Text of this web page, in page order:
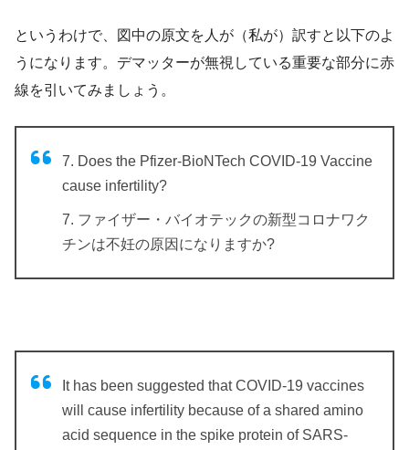
というわけで、図中の原文を人が（私が）訳すと以下のよ
うになります。デマッターが無視している重要な部分に赤
線を引いてみましょう。
7. Does the Pfizer-BioNTech COVID-19 Vaccine
cause infertility?
7. ファイザー・バイオテックの新型コロナワク
チンは不妊の原因になりますか?
It has been suggested that COVID-19 vaccines
will cause infertility because of a shared amino
acid sequence in the spike protein of SARS-